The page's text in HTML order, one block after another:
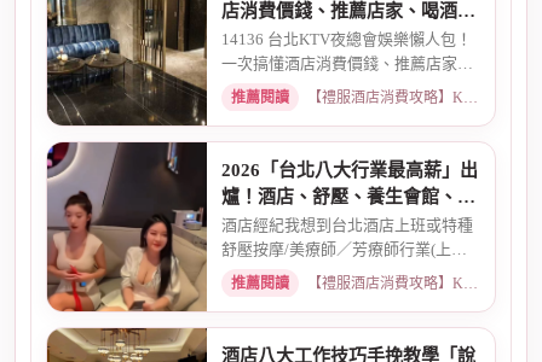
店消費價錢、推薦店家、喝酒介
紹一次看懂
14136 台北KTV夜總會娛樂懶人包！
一次搞懂酒店消費價錢、推薦店家、
喝酒介紹。從基本消費、包廂...
推薦閱讀 【禮服酒店消費攻略】KTV喝酒娛樂、價格試算 · 2026-03-16
2026「台北八大行業最高薪」出
爐！酒店、舒壓、養生會館、經
紀人推薦
酒店經紀我想到台北酒店上班或特種
舒壓按摩/美療師／芳療師行業(上班
天數可自選) 特種行業工作也...
推薦閱讀 【禮服酒店消費攻略】KTV喝酒娛樂、價格試算 · 2026-01-15
酒店八大工作技巧手挽教學「說